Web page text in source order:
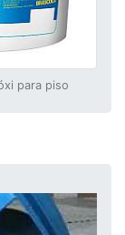
para piso